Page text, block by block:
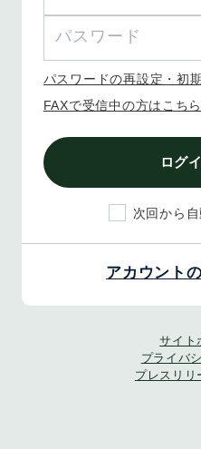
パスワードの再設定・初
FAXで受信中の方はこちら
ログ
次回から
アカウント
サイト
プライバ
プレスリリ